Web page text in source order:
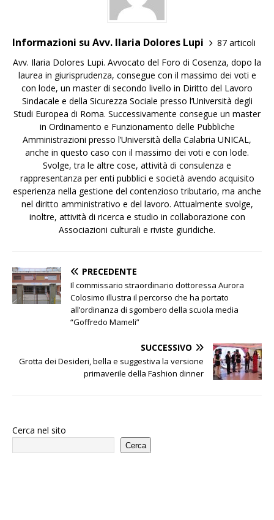
Informazioni su Avv. Ilaria Dolores Lupi
87 articoli
Avv. Ilaria Dolores Lupi. Avvocato del Foro di Cosenza, dopo la
laurea in giurisprudenza, consegue con il massimo dei voti e
con lode, un master di secondo livello in Diritto del Lavoro
Sindacale e della Sicurezza Sociale presso l’Università degli
Studi Europea di Roma. Successivamente consegue un master
in Ordinamento e Funzionamento delle Pubbliche
Amministrazioni presso l’Università della Calabria UNICAL,
anche in questo caso con il massimo dei voti e con lode.
Svolge, tra le altre cose, attività di consulenza e
rappresentanza per enti pubblici e società avendo acquisito
esperienza nella gestione del contenzioso tributario, ma anche
nel diritto amministrativo e del lavoro. Attualmente svolge,
inoltre, attività di ricerca e studio in collaborazione con
Associazioni culturali e riviste giuridiche.
PRECEDENTE
Il commissario straordinario dottoressa Aurora
Colosimo illustra il percorso che ha portato
all’ordinanza di sgombero della scuola media
“Goffredo Mameli”
SUCCESSIVO
Grotta dei Desideri, bella e suggestiva la versione
primaverile della Fashion dinner
Cerca nel sito
Cerca